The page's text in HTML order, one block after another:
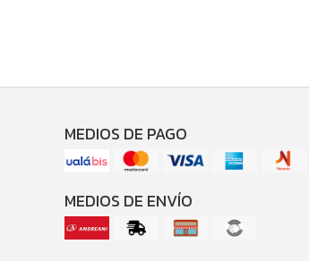
MEDIOS DE PAGO
MEDIOS DE ENVÍO